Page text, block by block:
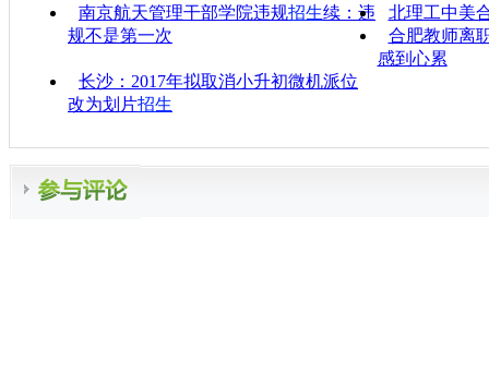
南京航天管理干部学院违规招生续：违
规不是第一次
北理工中美
合肥教师离
感到心累
长沙：2017年拟取消小升初微机派位
改为划片招生